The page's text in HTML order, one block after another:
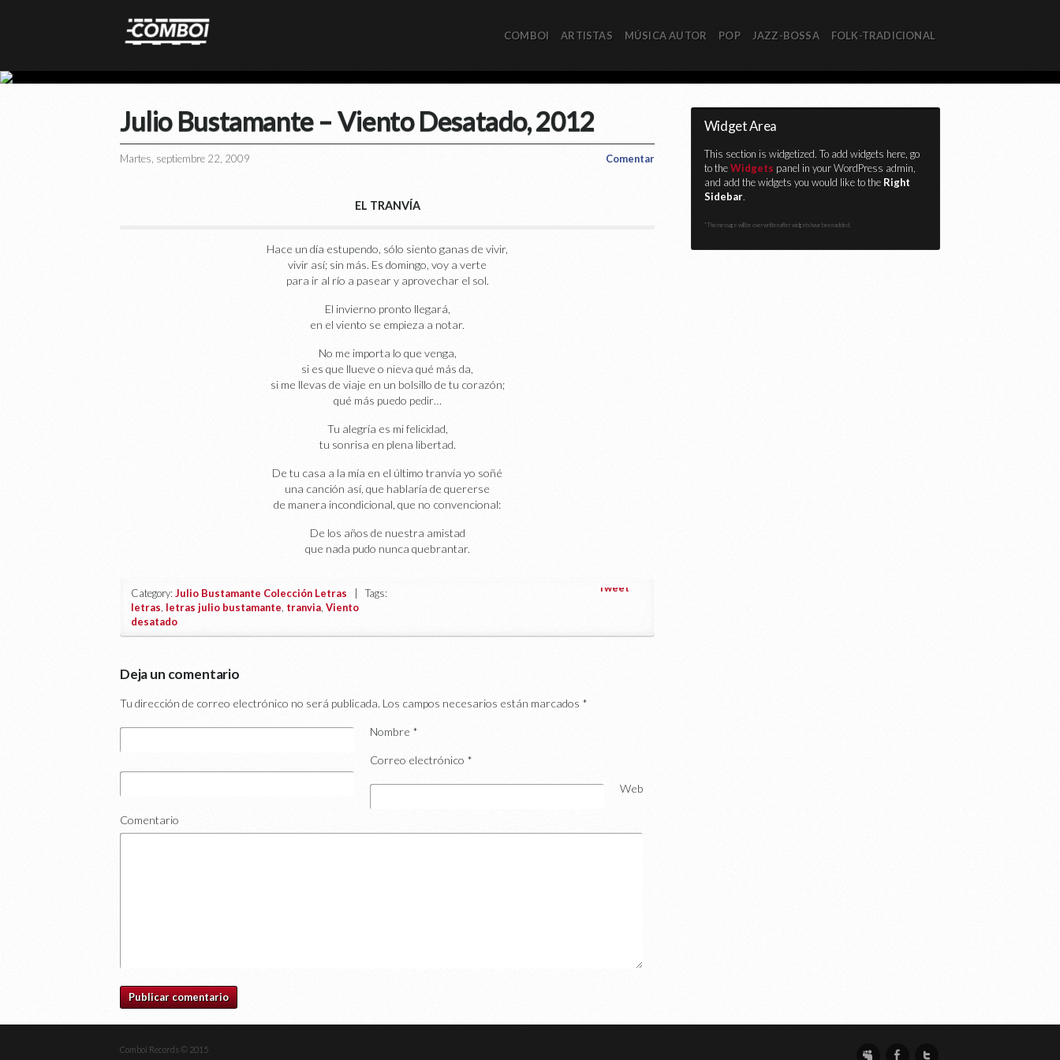
COMBOI ARTISTAS MÚSICA AUTOR POP JAZZ-BOSSA FOLK-TRADICIONAL
Julio Bustamante – Viento Desatado, 2012
Martes, septiembre 22, 2009 Comentar
EL TRANVÍA
Hace un día estupendo, sólo siento ganas de vivir,
vivir así; sin más. Es domingo, voy a verte
para ir al río a pasear y aprovechar el sol.
El invierno pronto llegará,
en el viento se empieza a notar.
No me importa lo que venga,
si es que llueve o nieva qué más da,
si me llevas de viaje en un bolsillo de tu corazón;
qué más puedo pedir…
Tu alegría es mi felicidad,
tu sonrisa en plena libertad.
De tu casa a la mía en el último tranvía yo soñé
una canción así, que hablaría de quererse
de manera incondicional, que no convencional:
De los años de nuestra amistad
que nada pudo nunca quebrantar.
Category: Julio Bustamante Colección Letras | Tags:
letras, letras julio bustamante, tranvia, Viento
desatado
Tweet
Deja un comentario
Tu dirección de correo electrónico no será publicada. Los campos necesarios están marcados *
Nombre *
Correo electrónico *
Web
Comentario
Widget Area
This section is widgetized. To add widgets here, go
to theWidgets panel in your WordPress admin,
and add the widgets you would like to the Right
Sidebar.
*This message will be overwritten after widgets have been added.
Comboi Records © 2015